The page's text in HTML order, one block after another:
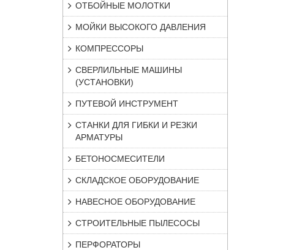
ОТБОЙНЫЕ МОЛОТКИ
МОЙКИ ВЫСОКОГО ДАВЛЕНИЯ
КОМПРЕССОРЫ
СВЕРЛИЛЬНЫЕ МАШИНЫ
(УСТАНОВКИ)
ПУТЕВОЙ ИНСТРУМЕНТ
СТАНКИ ДЛЯ ГИБКИ И РЕЗКИ
АРМАТУРЫ
БЕТОНОСМЕСИТЕЛИ
СКЛАДСКОЕ ОБОРУДОВАНИЕ
НАВЕСНОЕ ОБОРУДОВАНИЕ
СТРОИТЕЛЬНЫЕ ПЫЛЕСОСЫ
ПЕРФОРАТОРЫ